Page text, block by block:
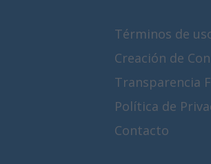
Términos de
Creación de
Transparencia
Política de
Contacto